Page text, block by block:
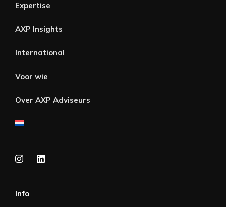
Expertise
AXP Insights
International
Voor wie
Over AXP Adviseurs
Info